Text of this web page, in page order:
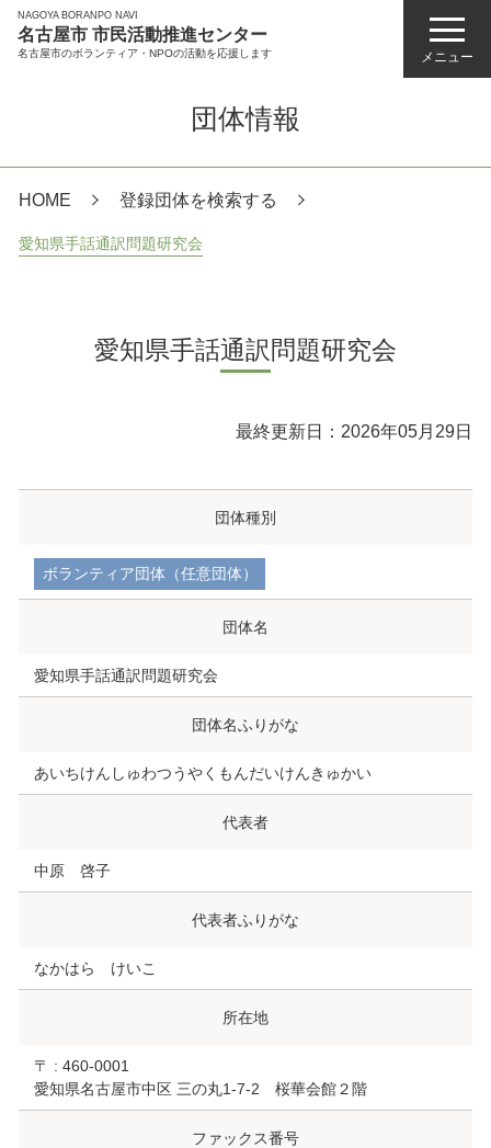
NAGOYA BORANPO NAVI
名古屋市 市民活動推進センター
名古屋市のボランティア・NPOの活動を応援します メニュー
団体情報
HOME 登録団体を検索する
愛知県手話通訳問題研究会
愛知県手話通訳問題研究会
最終更新日：2026年05月29日
団体種別
ボランティア団体（任意団体）
団体名
愛知県手話通訳問題研究会
団体名ふりがな
あいちけんしゅわつうやくもんだいけんきゅかい
代表者
中原 啓子
代表者ふりがな
なかはら けいこ
所在地
〒 : 460-0001
愛知県名古屋市中区 三の丸1-7-2 桜華会館２階
ファックス番号